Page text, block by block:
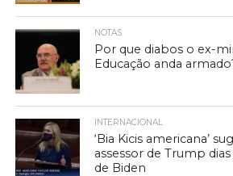
NOTAS
Por que diabos o ex-
Educação anda
INTERNACIONAL
‘Bia Kicis americana’
assessor de Trump
de Biden